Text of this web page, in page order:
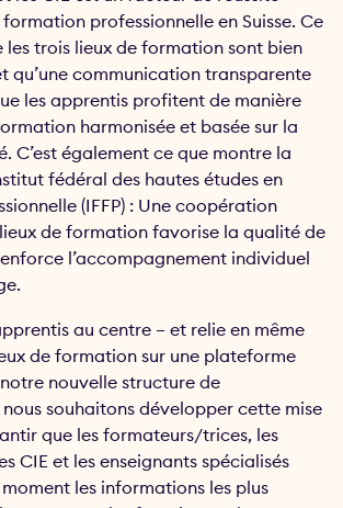
professionnelle en Suisse. Ce
les trois lieux de formation sont bien
qu’une communication transparente
les apprentis profitent de manière
harmonisée et basée sur la
C’est également ce que montre la
fédéral des hautes études en
(IFFP) : Une coopération
de formation favorise la qualité de
l’accompagnement individuel
au centre – et relie en même
de formation sur une plateforme
nouvelle structure de
souhaitons développer cette mise
que les formateurs/trices, les
CIE et les enseignants spécialisés
les informations les plus